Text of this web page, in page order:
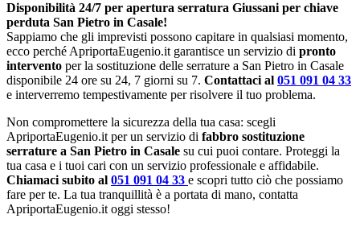
Disponibilità 24/7 per apertura serratura Giussani per chiave
perduta San Pietro in Casale!
Sappiamo che gli imprevisti possono capitare in qualsiasi momento,
ecco perché ApriportaEugenio.it garantisce un servizio di pronto
intervento per la sostituzione delle serrature a San Pietro in Casale
disponibile 24 ore su 24, 7 giorni su 7. Contattaci al 051 091 04 33
e interverremo tempestivamente per risolvere il tuo problema.
Non compromettere la sicurezza della tua casa: scegli
ApriportaEugenio.it per un servizio di fabbro sostituzione
serrature a San Pietro in Casale su cui puoi contare. Proteggi la
tua casa e i tuoi cari con un servizio professionale e affidabile.
Chiamaci subito al 051 091 04 33 e scopri tutto ciò che possiamo
fare per te. La tua tranquillità è a portata di mano, contatta
ApriportaEugenio.it oggi stesso!